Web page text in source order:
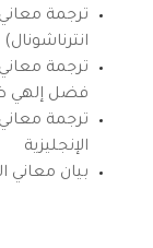
ترجمة معاني
انترناشونال)
ترجمة معاني
فضل إلهي
ترجمة
الإنجليزية
بيان معاني